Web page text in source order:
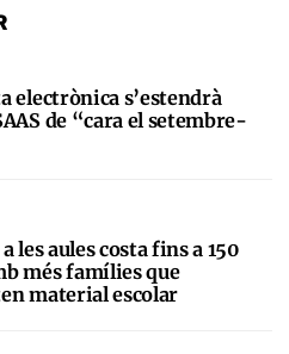
electrònica s’estendrà
de “cara el setembre-
les aules costa fins a 150
més famílies que
material escolar